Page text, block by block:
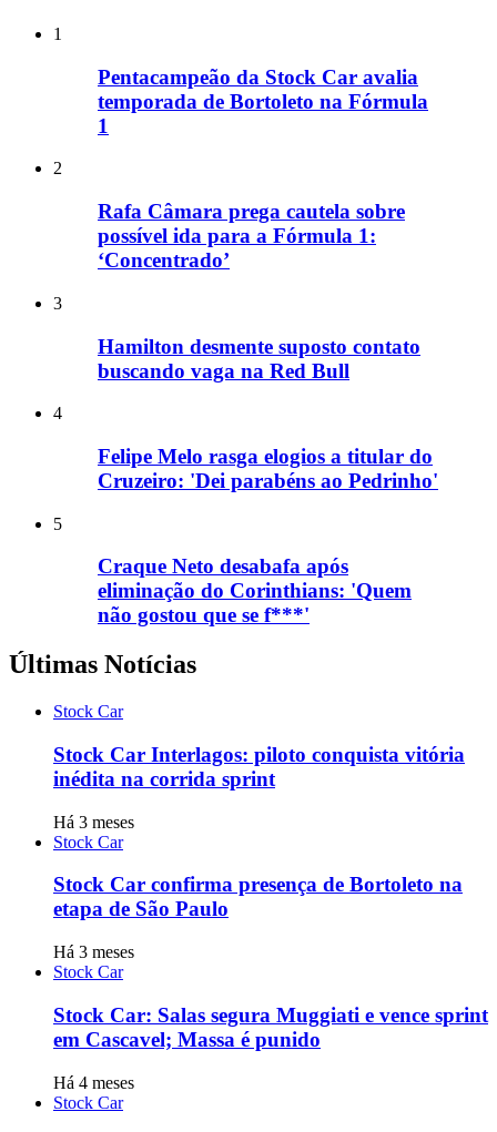
1
Pentacampeão da Stock Car avalia
temporada de Bortoleto na Fórmula
1
2
Rafa Câmara prega cautela sobre
possível ida para a Fórmula 1:
‘Concentrado’
3
Hamilton desmente suposto contato
buscando vaga na Red Bull
4
Felipe Melo rasga elogios a titular do
Cruzeiro: 'Dei parabéns ao Pedrinho'
5
Craque Neto desabafa após
eliminação do Corinthians: 'Quem
não gostou que se f***'
Últimas Notícias
Stock Car
Stock Car Interlagos: piloto conquista vitória
inédita na corrida sprint
Há 3 meses
Stock Car
Stock Car confirma presença de Bortoleto na
etapa de São Paulo
Há 3 meses
Stock Car
Stock Car: Salas segura Muggiati e vence sprint
em Cascavel; Massa é punido
Há 4 meses
Stock Car